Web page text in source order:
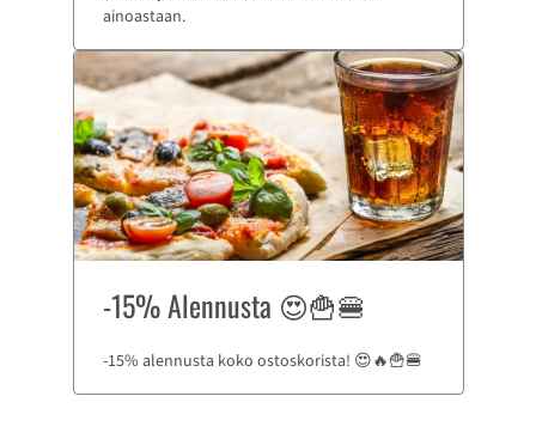
ainoastaan.
-15% Alennusta 😍🍟🍔
-15% alennusta koko ostoskorista! 😍🔥🍟🍔